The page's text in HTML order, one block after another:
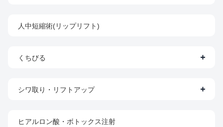
人中短縮術(リップリフト)
くちびる
シワ取り・リフトアップ
ヒアルロン酸・ボトックス注射